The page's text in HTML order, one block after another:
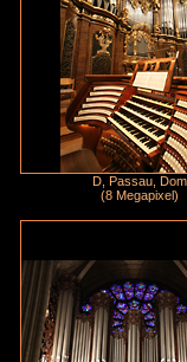
D, Passau, Dom
(8 Megapixel)